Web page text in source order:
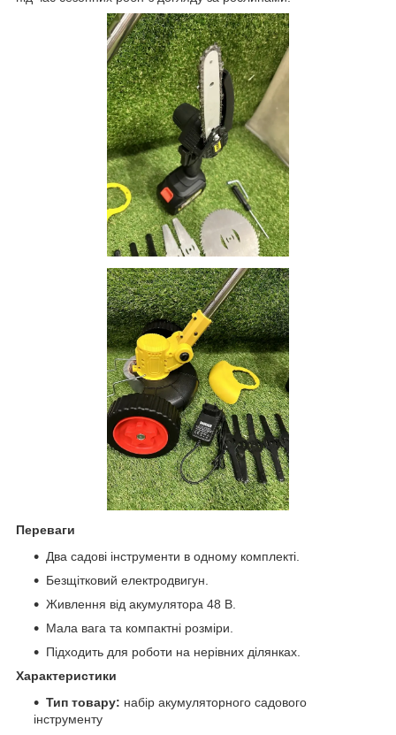
Переваги
Два садові інструменти в одному комплекті.
Безщітковий електродвигун.
Живлення від акумулятора 48 В.
Мала вага та компактні розміри.
Підходить для роботи на нерівних ділянках.
Характеристики
Тип товару: набір акумуляторного садового
інструменту